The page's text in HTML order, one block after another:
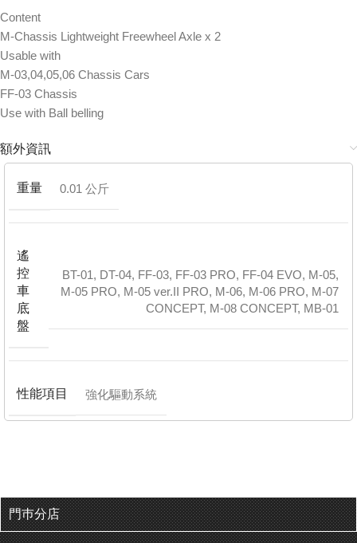
Content
M-Chassis Lightweight Freewheel Axle x 2
Usable with
M-03,04,05,06 Chassis Cars
FF-03 Chassis
Use with Ball belling
額外資訊
重量 0.01 公斤
遙
控
車
底
盤
BT-01, DT-04, FF-03, FF-03 PRO, FF-04 EVO, M-05,
M-05 PRO, M-05 ver.II PRO, M-06, M-06 PRO, M-07
CONCEPT, M-08 CONCEPT, MB-01
性能項目 強化驅動系統
門巿分店